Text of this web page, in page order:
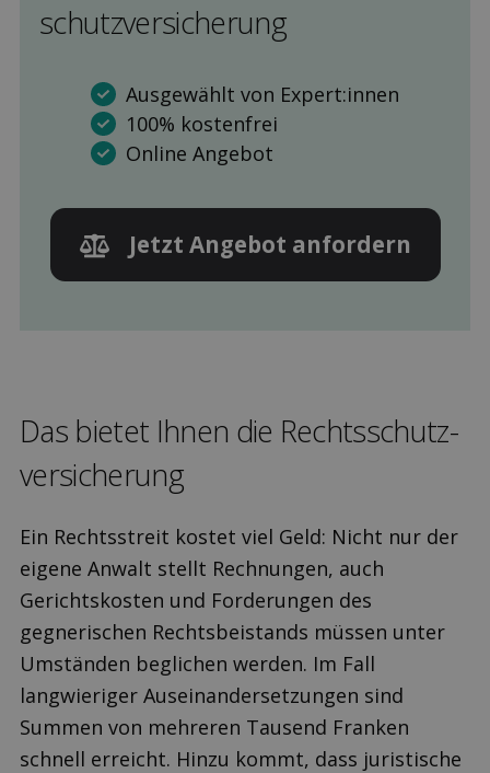
schutz­versicherung
Ausgewählt von Expert:innen
100% kostenfrei
Online Angebot
Jetzt Angebot anfordern
Das bietet Ihnen die Rechts­schutz­
versicherung
Ein Rechtsstreit kostet viel Geld: Nicht nur der
eigene Anwalt stellt Rechnungen, auch
Gerichtskosten und Forderungen des
gegnerischen Rechtsbeistands müssen unter
Umständen beglichen werden. Im Fall
langwieriger Auseinandersetzungen sind
Summen von mehreren Tausend Franken
schnell erreicht. Hinzu kommt, dass juristische